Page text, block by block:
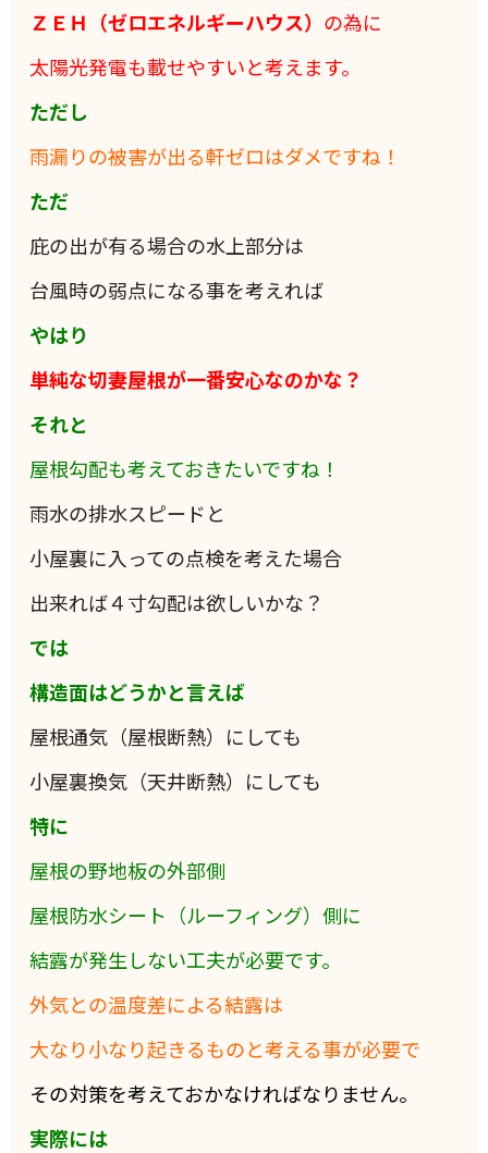
ＺＥＨ（ゼロエネルギーハウス） の為に
太陽光発電も載せやすいと考えます。
ただし
雨漏りの被害が出る軒ゼロはダメですね！
ただ
庇の出が有る場合の水上部分は
台風時の弱点になる事を考えれば
やはり
単純な切妻屋根が一番安心なのかな？
それと
屋根勾配も考えておきたいですね！
雨水の排水スピードと
小屋裏に入っての点検を考えた場合
出来れば４寸勾配は欲しいかな？
では
構造面はどうかと言えば
屋根通気（屋根断熱）にしても
小屋裏換気（天井断熱）にしても
特に
屋根の野地板の外部側
屋根防水シート（ルーフィング）側に
結露が発生しない工夫が必要です。
外気との温度差による結露は
大なり小なり起きるものと考える事が必要で
その対策を考えておかなければなりません。
実際には